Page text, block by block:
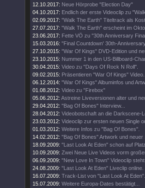
12.10.2017: Neue Hörprobe "Election Day"
04.10.2017: Endlich der erste Videoclip zu
02.09.2017: "Walk The Earth" Titeltrack als
27.07.2017: "Walk The Earth" erscheint im
23.06.2017: Fette VÖ zu "30th Anniversary
15.03.2016: "Final Countdown' 30th-
27.10.2015: "War Of Kings" DVD-Edition und
23.10.2015: Nummer 1 in den US-Billboard-
30.04.2015: Video zu "Days Of Rock N Roll".
09.02.2015: Präsentieren "War Of Kings" Video.
06.12.2014: "War Of Kings" Albuminfos und
01.08.2012: Video zu "Firebox"
05.06.2012: Astreine Liveversionen alter und
29.04.2012: "Bag Of Bones" Interview...
28.04.2012: Videobotschaft an die Darkscene-
23.03.2012: Videoclip zur ersten neuen Single
01.03.2012: Weitere Infos zu "Bag Of Bones".
14.02.2012: "Bag Of Bones" Artwork und neuer
18.09.2009: "Last Look At Eden" schon auf
10.09.2009: Zwei Neue Live Videos vorm
06.09.2009: "New Love In Town" Videoclip
24.08.2009: "Last Look At Eden" Liveclip online.
16.07.2009: Track-List von "Last Look At
15.07.2009: Weitere Europa-Dates bestätigt...